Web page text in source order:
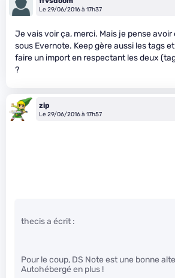
Le 29/06/2016 à 17h37
Je vais voir ça, merci. Mais je pense avoir
sous Evernote. Keep gère aussi les tags
faire un import en respectant les deux
?
zip
Le 29/06/2016 à 17h57
thecis a écrit :
Pour le coup, DS Note est une bonne
Autohébergé en plus !